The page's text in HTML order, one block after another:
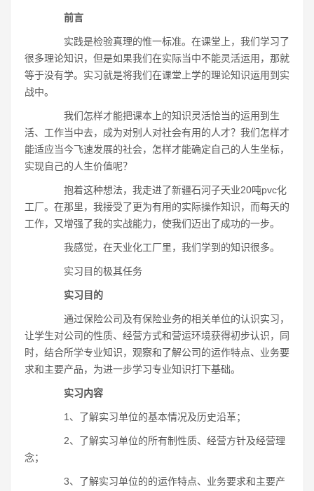
前言
实践是检验真理的惟一标准。在课堂上，我们学习了
很多理论知识，但是如果我们在实际当中不能灵活运用，那就
等于没有学。实习就是将我们在课堂上学的理论知识运用到实
战中。
我们怎样才能把课本上的知识灵活恰当的运用到生
活、工作当中去，成为对别人对社会有用的人才？我们怎样才
能适应当今飞速发展的社会，怎样才能确定自己的人生坐标，
实现自己的人生价值呢？
抱着这种想法，我走进了新疆石河子天业20吨pvc化
工厂。在那里，我接受了更为有用的实际操作知识，而每天的
工作，又增强了我的实战能力，使我们迈出了成功的一步。
我感觉，在天业化工厂里，我们学到的知识很多。
实习目的极其任务
实习目的
通过保险公司及有保险业务的相关单位的认识实习，
让学生对公司的性质、经营方式和营运环境获得初步认识，同
时，结合所学专业知识，观察和了解公司的运作特点、业务要
求和主要产品，为进一步学习专业知识打下基础。
实习内容
1、了解实习单位的基本情况及历史沿革；
2、了解实习单位的所有制性质、经营方针及经营理
念；
3、了解实习单位的的运作特点、业务要求和主要产